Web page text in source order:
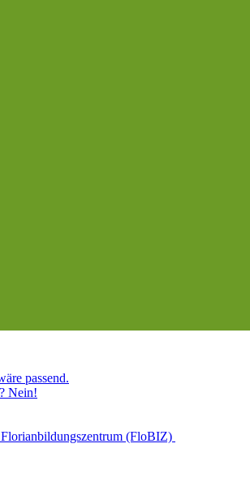
passend.
Nein!
(FloBIZ)